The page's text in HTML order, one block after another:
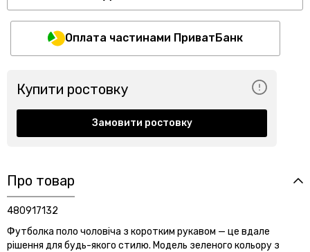
Оплата частинами ПриватБанк
Купити ростовку
Замовити ростовку
Про товар
480917132
Футболка поло чоловіча з коротким рукавом — це вдале
рішення для будь-якого стилю. Модель зеленого кольору з